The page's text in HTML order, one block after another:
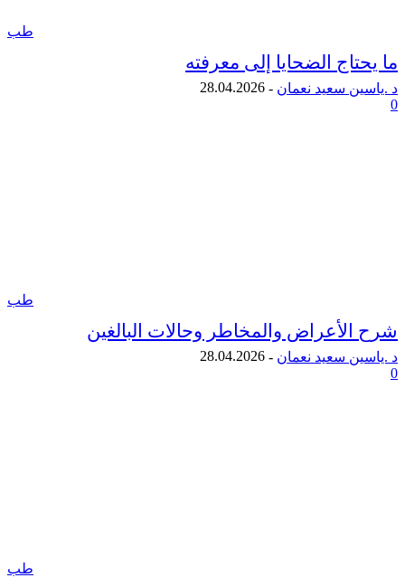
الضحايا إلى معرفته
سعيد نعمان -
28.04.2026
والمخاطر وحالات البالغين
سعيد نعمان -
28.04.2026